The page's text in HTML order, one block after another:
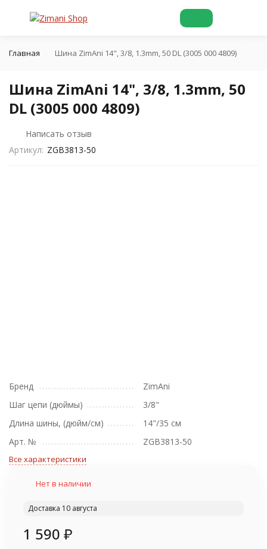
Главная Шина ZimAni 14", 3/8, 1.3mm, 50 DL (3005 000 4809)
Шина ZimAni 14", 3/8, 1.3mm, 50
DL (3005 000 4809)
Написать отзыв
Артикул: ZGB3813-50
Бренд
ZimAni
Шаг цепи (дюймы)
3/8"
Длина шины, (дюйм/см)
14"/35 см
Арт. №
ZGB3813-50
Все характеристики
Нет в наличии
Доставка 10 августа
1 590 ₽